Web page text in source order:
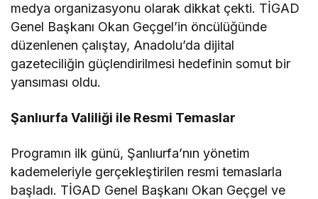
medya organizasyonu olarak dikkat çekti. TİGAD
Genel Başkanı Okan Geçgel’in öncülüğünde
düzenlenen çalıştay, Anadolu’da dijital
gazeteciliğin güçlendirilmesi hedefinin somut bir
yansıması oldu.
Şanlıurfa Valiliği ile Resmi Temaslar
Programın ilk günü, Şanlıurfa’nın yönetim
kademeleriyle gerçekleştirilen resmi temaslarla
başladı. TİGAD Genel Başkanı Okan Geçgel ve